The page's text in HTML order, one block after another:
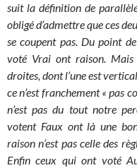
suit la définition de
obligé d’admettre que ces
se coupent pas. Du point
voté Vrai ont raison. Mais
droites, dont l’une est
ce n’est franchement « pas
n’est pas du tout notre
votent Faux ont là une
raison n’est pas celle des
Enfin ceux qui ont voté